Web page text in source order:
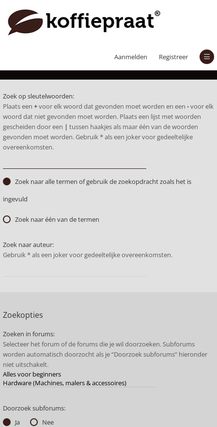
Aanmelden Registreer
Zoek op sleutelwoorden:
Plaats een +voor elk woord dat gevonden moet worden en een -voor elk
woord dat niet gevonden moet worden. Plaats een lijst met woorden
gescheiden door een | tussen haakjes als maar één van de woorden
gevonden moet worden. Gebruik * als een joker voor gedeeltelijke
overeenkomsten.
Zoek naar alle termen of gebruik de zoekopdracht zoals het is
ingevuld
Zoek naar één van de termen
Zoek naar auteur:
Gebruik * als een joker voor gedeeltelijke overeenkomsten.
Zoekopties
Zoeken in forums:
Selecteer het forum of de forums die je wil doorzoeken. Subforums
worden automatisch doorzocht als je “Doorzoek subforums“ hieronder
niet uitschakelt.
Doorzoek subforums:
Ja
Nee